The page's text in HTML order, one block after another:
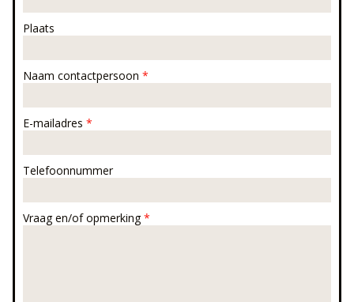
Plaats
Naam contactpersoon *
E-mailadres *
Telefoonnummer
Vraag en/of opmerking*